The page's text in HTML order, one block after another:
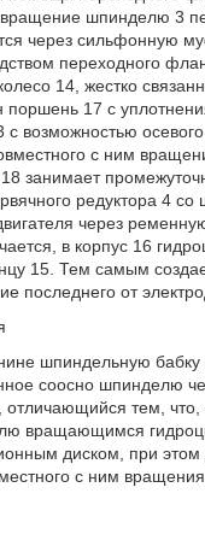
шпинделю 3
через сильфонную
переходного
14, жестко
17 с
возможностью
с ним
занимает
редуктора 4
через
в корпус 16
15. Тем самым
от
шпиндельную
соосно шпинделю
отличающийся тем,
вращающимся
диском, при этом
с ним